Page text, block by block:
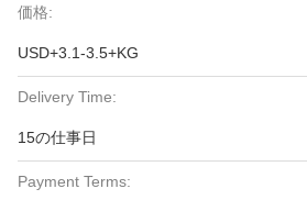
価格:
USD+3.1-3.5+KG
Delivery Time:
15の仕事日
Payment Terms: